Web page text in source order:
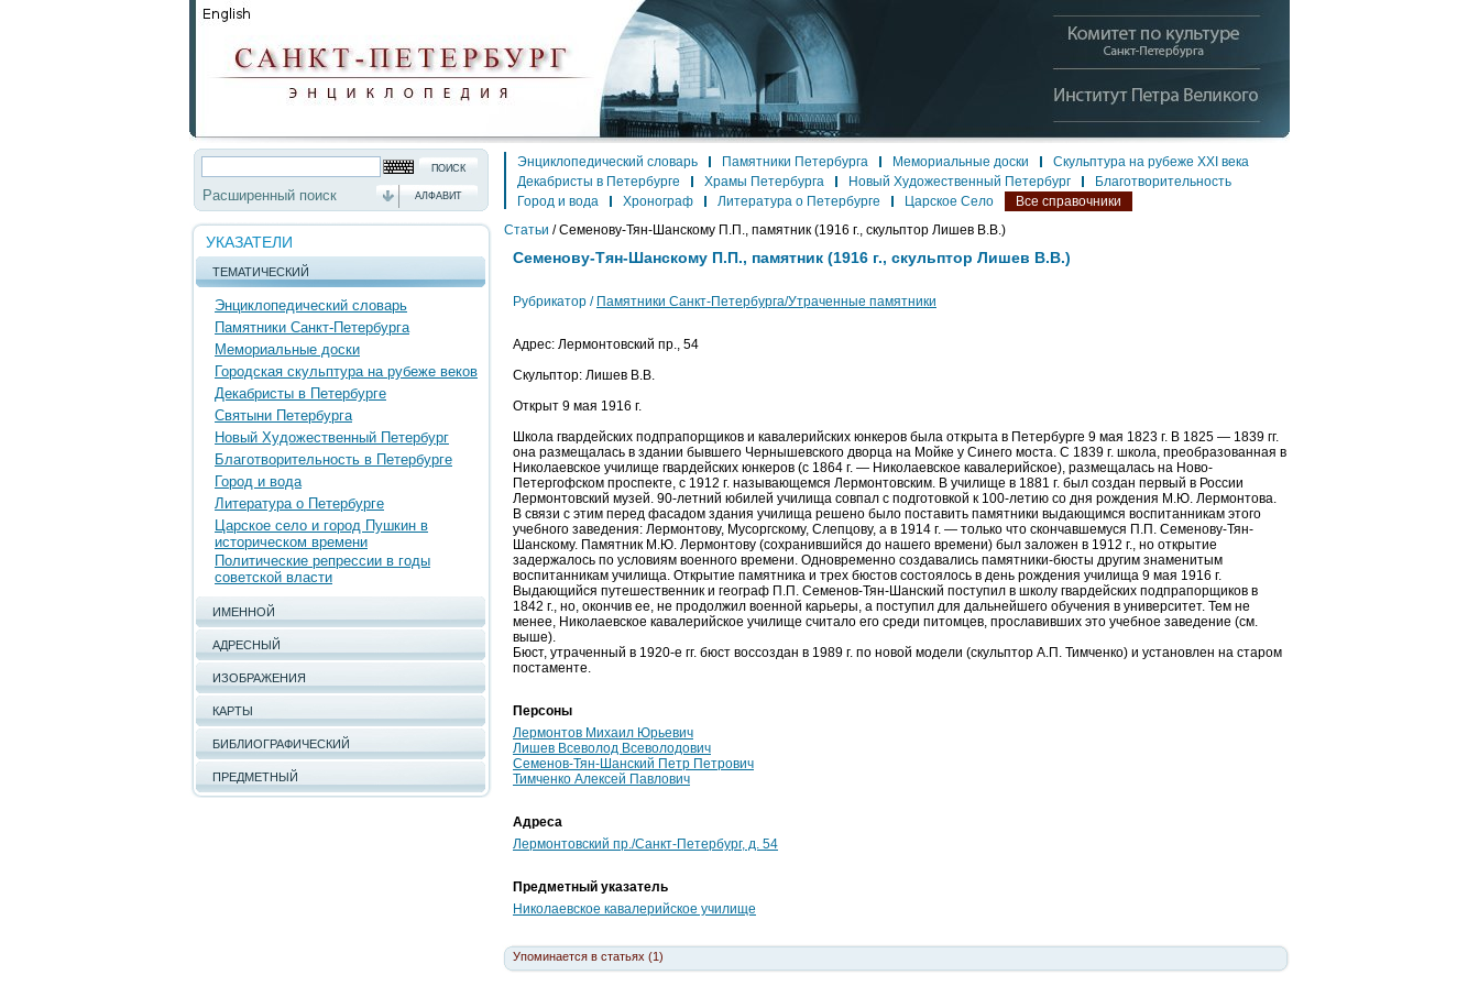
Расширенный поиск АЛФАВИТ
УКАЗАТЕЛИ
ТЕМАТИЧЕСКИЙ
Энциклопедический словарь
Памятники Санкт-Петербурга
Мемориальные доски
Городская скульптура на рубеже веков
Декабристы в Петербурге
Святыни Петербурга
Новый Художественный Петербург
Благотворительность в Петербурге
Город и вода
Литература о Петербурге
Царское село и город Пушкин в
историческом времени
Политические репрессии в годы
советской власти
ИМЕННОЙ
АДРЕСНЫЙ
ИЗОБРАЖЕНИЯ
КАРТЫ
БИБЛИОГРАФИЧЕСКИЙ
ПРЕДМЕТНЫЙ
Энциклопедический словарь Памятники Петербурга Мемориальные доски
Скульптура на рубеже XXI века
Декабристы в Петербурге
Храмы Петербурга Новый Художественный Петербург
Благотворительность
Город и вода
Хронограф Литература о Петербурге Царское Село
Все справочники
Статьи / Семенову-Тян-Шанскому П.П., памятник (1916 г., скульптор Лишев В.В.)
Семенову-Тян-Шанскому П.П., памятник (1916 г., скульптор Лишев В.В.)
Рубрикатор / Памятники Санкт-Петербурга/Утраченные памятники
Адрес: Лермонтовский пр., 54
Скульптор: Лишев В.В.
Открыт 9 мая 1916 г.
Школа гвардейских подпрапорщиков и кавалерийских юнкеров была открыта в Петербурге 9 мая 1823 г. В 1825 — 1839 гг.
она размещалась в здании бывшего Чернышевского дворца на Мойке у Синего моста. С 1839 г. школа, преобразованная в
Николаевское училище гвардейских юнкеров (с 1864 г. — Николаевское кавалерийское), размещалась на Ново-
Петергофском проспекте, с 1912 г. называющемся Лермонтовским. В училище в 1881 г. был создан первый в России
Лермонтовский музей. 90-летний юбилей училища совпал с подготовкой к 100-летию со дня рождения М.Ю. Лермонтова.
В связи с этим перед фасадом здания училища решено было поставить памятники выдающимся воспитанникам этого
учебного заведения: Лермонтову, Мусоргскому, Слепцову, а в 1914 г. — только что скончавшемуся П.П. Семенову-Тян-
Шанскому. Памятник М.Ю. Лермонтову (сохранившийся до нашего времени) был заложен в 1912 г., но открытие
задержалось по условиям военного времени. Одновременно создавались памятники-бюсты другим знаменитым
воспитанникам училища. Открытие памятника и трех бюстов состоялось в день рождения училища 9 мая 1916 г.
Выдающийся путешественник и географ П.П. Семенов-Тян-Шанский поступил в школу гвардейских подпрапорщиков в
1842 г., но, окончив ее, не продолжил военной карьеры, а поступил для дальнейшего обучения в университет. Тем не
менее, Николаевское кавалерийское училище считало его среди питомцев, прославивших это учебное заведение (см.
выше).
Бюст, утраченный в 1920-е гг. бюст воссоздан в 1989 г. по новой модели (скульптор А.П. Тимченко) и установлен на старом
постаменте.
Персоны
Лермонтов Михаил Юрьевич
Лишев Всеволод Всеволодович
Семенов-Тян-Шанский Петр Петрович
Тимченко Алексей Павлович
Адреса
Лермонтовский пр./Санкт-Петербург, д. 54
Предметный указатель
Николаевское кавалерийское училище
Упоминается в статьях (1)